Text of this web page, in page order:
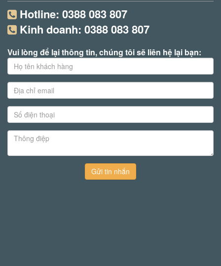
Hotline: 0388 083 807
Kinh doanh: 0388 083 807
Vui lòng để lại thông tin, chúng tôi sẽ liên hệ lại bạn:
Gửi tin nhắn